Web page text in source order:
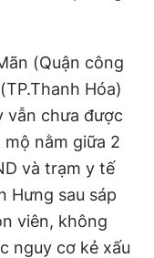
(Quận công
Hóa)
vẫn chưa được
nằm giữa 2
và trạm y tế
Hưng sau sáp
viên, không
nguy cơ kẻ xấu